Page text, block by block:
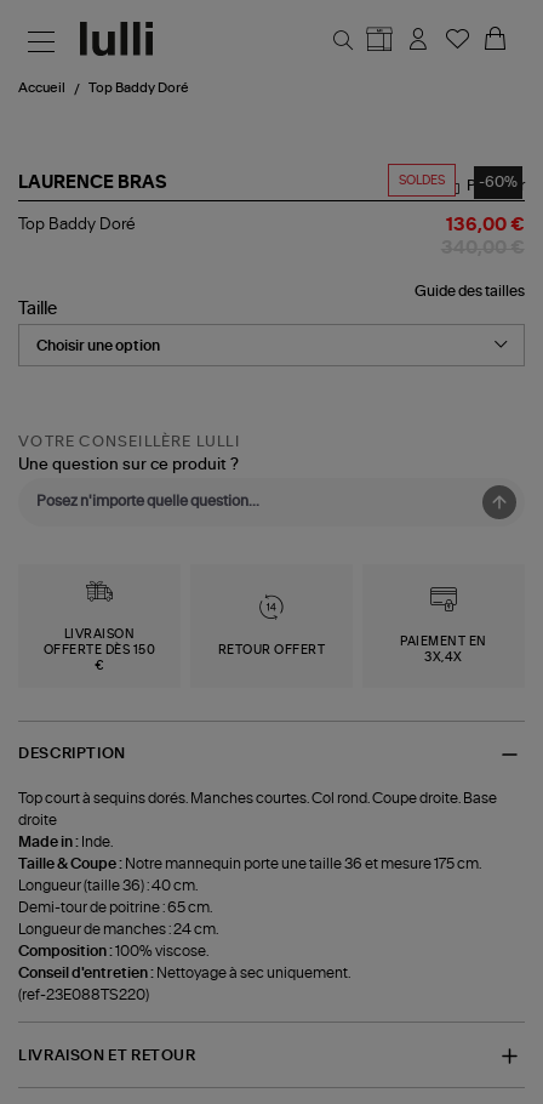
Accueil Top Baddy Doré
SOLDES -60%
LAURENCE BRAS
Top
Partager
Top Baddy Doré 136,00 €
Guide des tailles
Taille
VOTRE CONSEILLÈRE LULLI
Une question sur ce produit ?
LIVRAISON
OFFERTE DÈS 150
€
RETOUR OFFERT
PAIEMENT EN
3X,4X
DESCRIPTION
Top court à sequins dorés. Manches courtes. Col rond. Coupe droite. Base
droite
Made in : Inde.
Taille & Coupe : Notre mannequin porte une taille 36 et mesure 175 cm.
Longueur (taille 36) : 40 cm.
Demi-tour de poitrine : 65 cm.
Longueur de manches : 24 cm.
Composition :100% viscose.
Conseil d'entretien : Nettoyage à sec uniquement.
(ref-23E088TS220)
LIVRAISON ET RETOUR